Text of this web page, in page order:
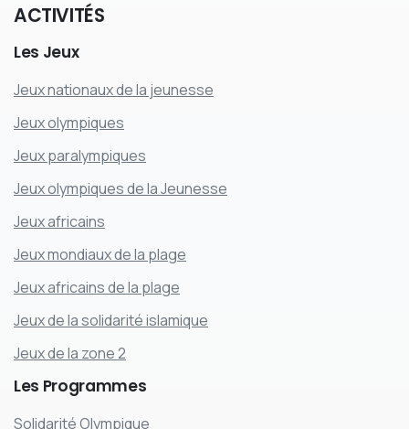
ACTIVITÉS
Les Jeux
Jeux nationaux de la jeunesse
Jeux olympiques
Jeux paralympiques
Jeux olympiques de la Jeunesse
Jeux africains
Jeux mondiaux de la plage
Jeux africains de la plage
Jeux de la solidarité islamique
Jeux de la zone 2
Les Programmes
Solidarité Olympique